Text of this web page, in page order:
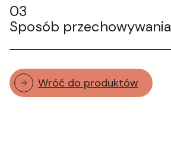
03
Sposób przechowywania
Wróć do produktów